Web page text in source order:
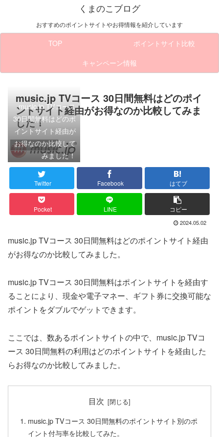
くまのこブログ
おすすめのポイントサイトやお得情報を紹介しています
TOP
ポイントサイト比較
キャンペーン情報
music.jp TVコース 30日間無料はどのポイ
ントサイト経由がお得なのか比較してみま
した！
ポイントサイト比較
music.jp TVコース
30日間無料はどのポ
イントサイト経由が
お得なのか比較して
みました！
Twitter Facebook はてブ
Pocket LINE コピー
2024.05.02
music.jp TVコース 30日間無料はどのポイントサイト経由
がお得なのか比較してみました。
music.jp TVコース 30日間無料はポイントサイトを経由す
ることにより、現金や電子マネー、ギフト券に交換可能な
ポイントをダブルでゲットできます。
ここでは、数あるポイントサイトの中で、music.jp TVコ
ース 30日間無料の利用はどのポイントサイトを経由した
らお得なのか比較してみました。
目次
music.jp TVコース 30日間無料のポイントサイト別のポ
イント付与率を比較してみた。